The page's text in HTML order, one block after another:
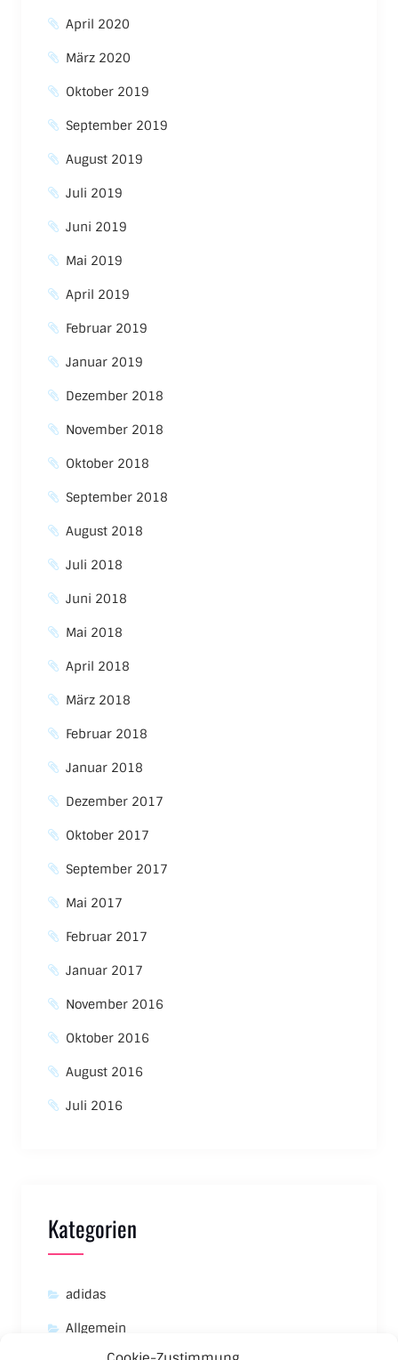
April 2020
März 2020
Oktober 2019
September 2019
August 2019
Juli 2019
Juni 2019
Mai 2019
April 2019
Februar 2019
Januar 2019
Dezember 2018
November 2018
Oktober 2018
September 2018
August 2018
Juli 2018
Juni 2018
Mai 2018
April 2018
März 2018
Februar 2018
Januar 2018
Dezember 2017
Oktober 2017
September 2017
Mai 2017
Februar 2017
Januar 2017
November 2016
Oktober 2016
August 2016
Juli 2016
Kategorien
adidas
Allgemein